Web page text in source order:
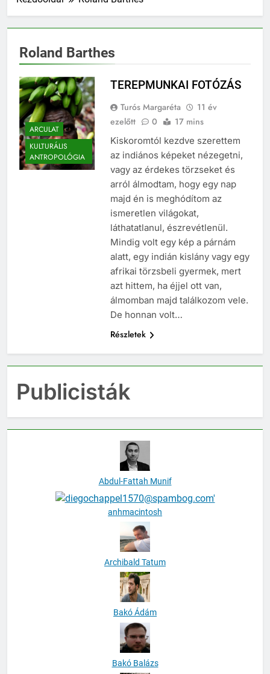
Roland Barthes
ARCULAT
KULTURÁLIS
ANTROPOLÓGIA
TEREPMUNKAI FOTÓZÁS
Turós Margaréta
11 év
ezelőtt
0 17 mins
Kiskoromtól kezdve szerettem
az indiános képeket nézegetni,
vagy az érdekes törzseket és
arról álmodtam, hogy egy nap
majd én is meghódítom az
ismeretlen világokat,
láthatatlanul, észrevétlenül.
Mindig volt egy kép a párnám
alatt, egy indián kislány vagy egy
afrikai törzsbeli gyermek, mert
azt hittem, ha éjjel ott van,
álmomban majd találkozom vele.
De honnan volt…
Részletek
Publicisták
Abdul-Fattah Munif
anhmacintosh
Archibald Tatum
Bakó Ádám
Bakó Balázs